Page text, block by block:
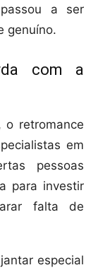
a ser
genuíno.
com a
o retromance
em
pessoas
para investir
falta de
especial